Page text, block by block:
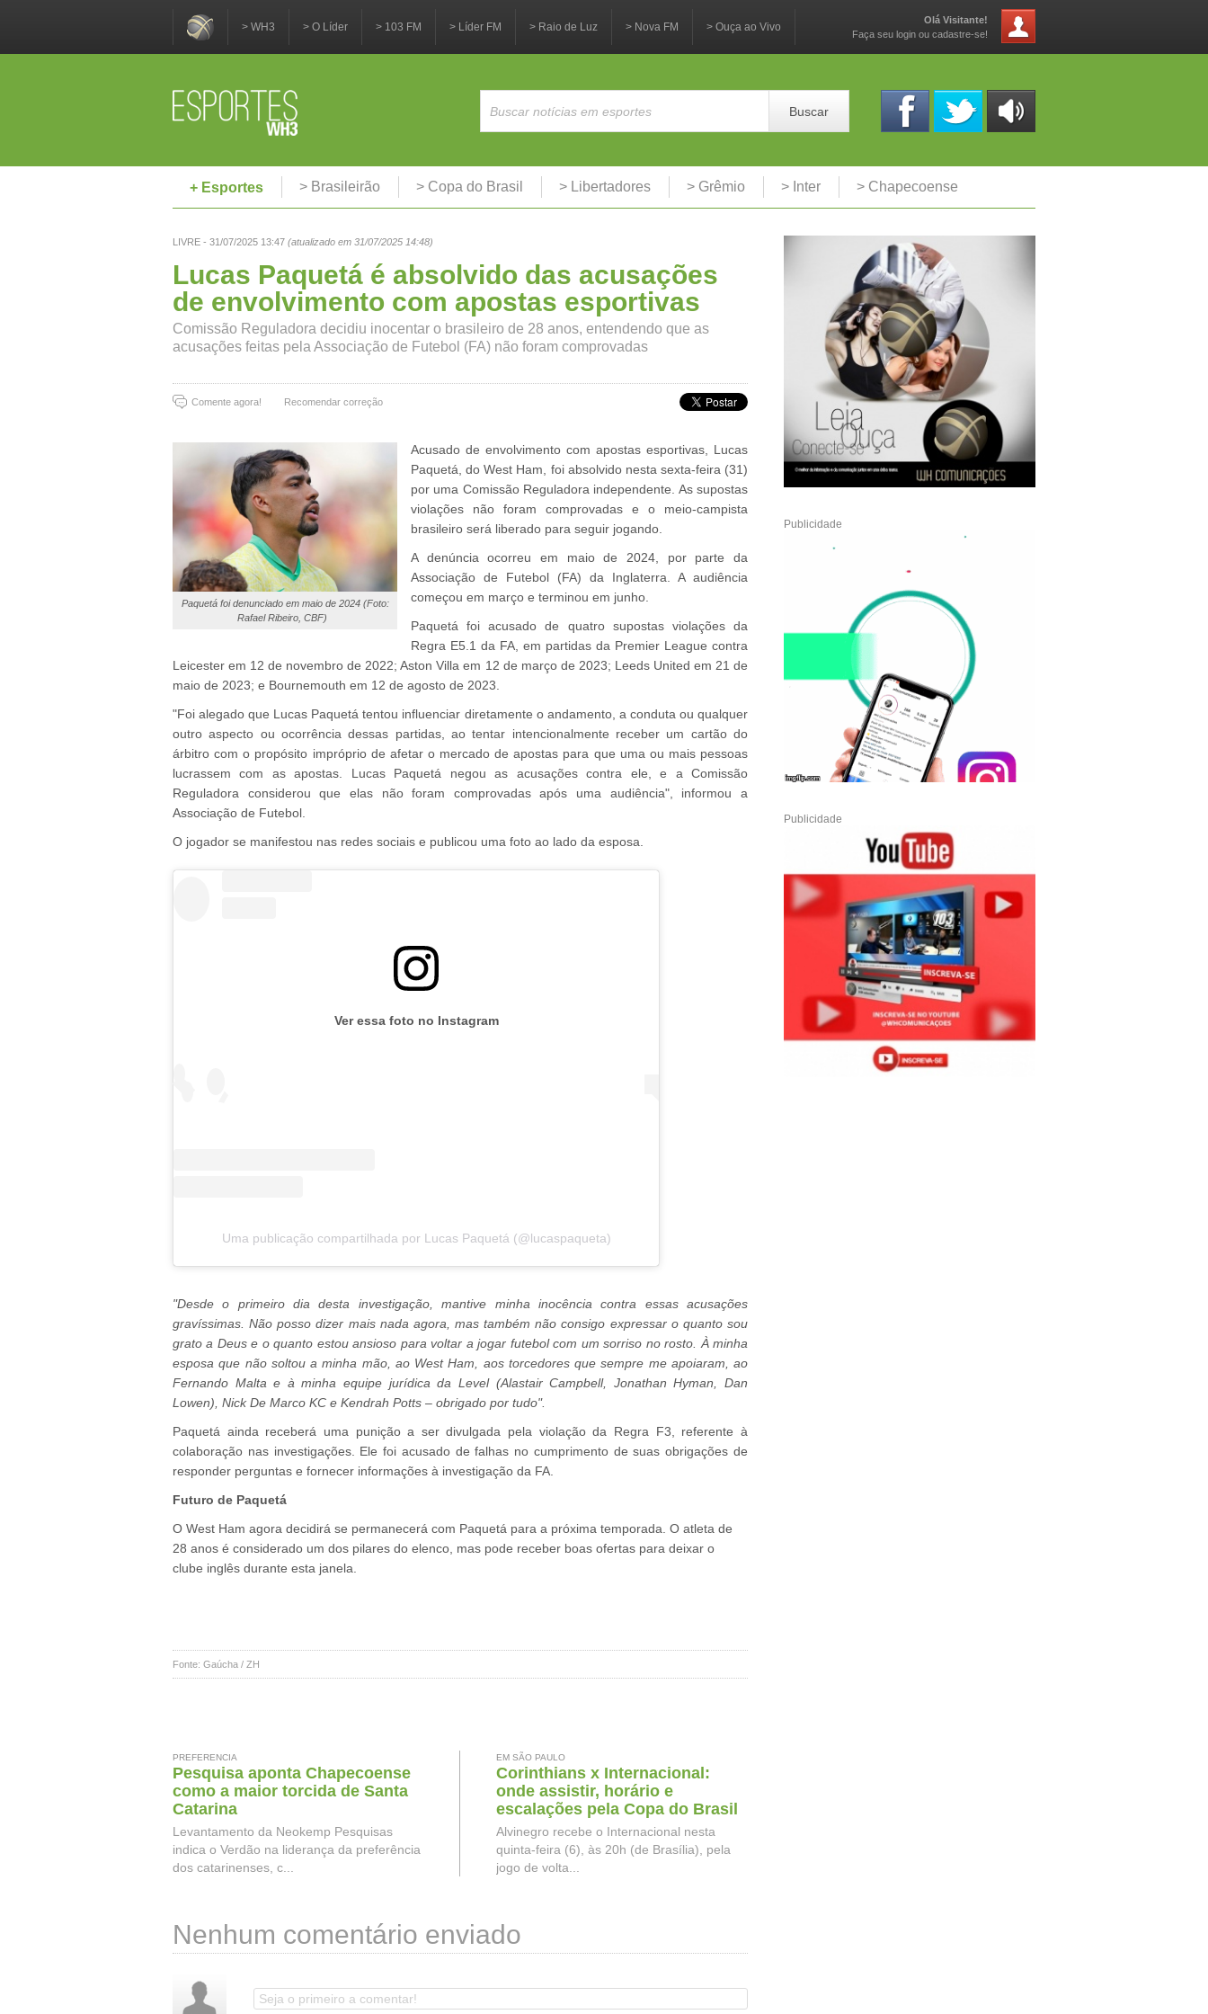
> WH3 > O Líder > 103 FM > Líder FM > Raio de Luz > Nova FM > Ouça ao Vivo
Olá Visitante!
Faça seu login ou cadastre-se!
Buscar
+ Esportes
> Brasileirão > Copa do Brasil > Libertadores > Grêmio > Inter > Chapecoense
LIVRE - 31/07/2025 13:47 (atualizado em 31/07/2025 14:48)
Lucas Paquetá é absolvido das acusações
de envolvimento com apostas esportivas
Comissão Reguladora decidiu inocentar o brasileiro de 28 anos, entendendo que as
acusações feitas pela Associação de Futebol (FA) não foram comprovadas
Comente agora! Recomendar correção
Paquetá foi denunciado em maio de 2024 (Foto:
Rafael Ribeiro, CBF)
Acusado de envolvimento com apostas esportivas, Lucas
Paquetá, do West Ham, foi absolvido nesta sexta-feira (31)
por uma Comissão Reguladora independente. As supostas
violações não foram comprovadas e o meio-campista
brasileiro será liberado para seguir jogando.
A denúncia ocorreu em maio de 2024, por parte da
Associação de Futebol (FA) da Inglaterra. A audiência
começou em março e terminou em junho.
Paquetá foi acusado de quatro supostas violações da
Regra E5.1 da FA, em partidas da Premier League contra
Leicester em 12 de novembro de 2022; Aston Villa em 12 de março de 2023; Leeds United em 21 de
maio de 2023; e Bournemouth em 12 de agosto de 2023.
"Foi alegado que Lucas Paquetá tentou influenciar diretamente o andamento, a conduta ou qualquer
outro aspecto ou ocorrência dessas partidas, ao tentar intencionalmente receber um cartão do
árbitro com o propósito impróprio de afetar o mercado de apostas para que uma ou mais pessoas
lucrassem com as apostas. Lucas Paquetá negou as acusações contra ele, e a Comissão
Reguladora considerou que elas não foram comprovadas após uma audiência", informou a
Associação de Futebol.
O jogador se manifestou nas redes sociais e publicou uma foto ao lado da esposa.
Ver essa foto no Instagram
Uma publicação compartilhada por Lucas Paquetá (@lucaspaqueta)
"Desde o primeiro dia desta investigação, mantive minha inocência contra essas acusações
gravíssimas. Não posso dizer mais nada agora, mas também não consigo expressar o quanto sou
grato a Deus e o quanto estou ansioso para voltar a jogar futebol com um sorriso no rosto. À minha
esposa que não soltou a minha mão, ao West Ham, aos torcedores que sempre me apoiaram, ao
Fernando Malta e à minha equipe jurídica da Level (Alastair Campbell, Jonathan Hyman, Dan
Lowen), Nick De Marco KC e Kendrah Potts – obrigado por tudo".
Paquetá ainda receberá uma punição a ser divulgada pela violação da Regra F3, referente à
colaboração nas investigações. Ele foi acusado de falhas no cumprimento de suas obrigações de
responder perguntas e fornecer informações à investigação da FA.
Futuro de Paquetá
O West Ham agora decidirá se permanecerá com Paquetá para a próxima temporada. O atleta de
28 anos é considerado um dos pilares do elenco, mas pode receber boas ofertas para deixar o
clube inglês durante esta janela.
Fonte: Gaúcha / ZH
PREFERENCIA
Pesquisa aponta Chapecoense
como a maior torcida de Santa
Catarina
Levantamento da Neokemp Pesquisas
indica o Verdão na liderança da preferência
dos catarinenses, c...
EM SÃO PAULO
Corinthians x Internacional:
onde assistir, horário e
escalações pela Copa do Brasil
Alvinegro recebe o Internacional nesta
quinta-feira (6), às 20h (de Brasília), pela
jogo de volta...
Nenhum comentário enviado
Publicidade
Publicidade